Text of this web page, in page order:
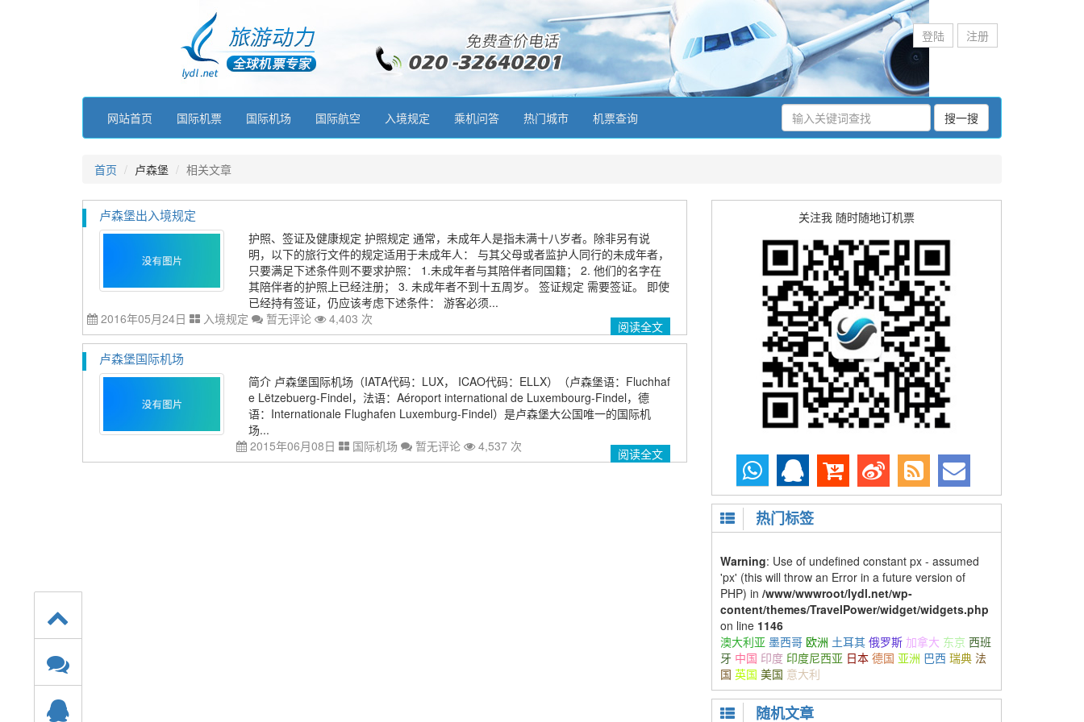
登陆 注册
网站首页 国际机票 国际机场 国际航空 入境规定 乘机问答 热门城市 机票查询 搜一搜
首页 卢森堡 相关文章
卢森堡出入境规定
护照、签证及健康规定 护照规定 通常，未成年人是指未满十八岁者。除非另有说
明，以下的旅行文件的规定适用于未成年人： 与其父母或者监护人同行的未成年者，
只要满足下述条件则不要求护照： 1.未成年者与其陪伴者同国籍； 2. 他们的名字在
其陪伴者的护照上已经注册； 3. 未成年者不到十五周岁。 签证规定 需要签证。 即使
已经持有签证，仍应该考虑下述条件： 游客必须...
2016年05月24日
入境规定 暂无评论 4,403 次 阅读全文
卢森堡国际机场
简介 卢森堡国际机场（IATA代码：LUX， ICAO代码：ELLX）（卢森堡语：Fluchhaf
e Lëtzebuerg-Findel，法语：Aéroport international de Luxembourg-Findel，德
语：Internationale Flughafen Luxemburg-Findel）是卢森堡大公国唯一的国际机
场...
2015年06月08日
国际机场 暂无评论 4,537 次 阅读全文
关注我 随时随地订机票
热门标签
Warning: Use of undefined constant px - assumed
'px' (this will throw an Error in a future version of
PHP) in /www/wwwroot/lydl.net/wp-
content/themes/TravelPower/widget/widgets.php
on line 1146
澳大利亚 墨西哥 欧洲 土耳其 俄罗斯 加拿大 东京 西班
牙 中国 印度 印度尼西亚 日本 德国 亚洲 巴西 瑞典 法
国 英国 美国 意大利
随机文章